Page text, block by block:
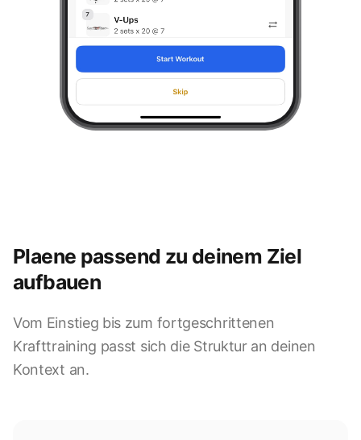
Plaene passend zu deinem Ziel
aufbauen
Vom Einstieg bis zum fortgeschrittenen
Krafttraining passt sich die Struktur an deinen
Kontext an.